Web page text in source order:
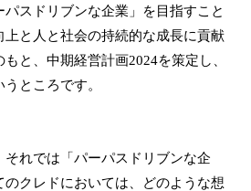
スドリブンな企業」を目指すこと
上と人と社会の持続的な成長に貢献
と、中期経営計画2024を策定し、
ところです。
れでは「パーパスドリブンな企
クレドにおいては、どのような想